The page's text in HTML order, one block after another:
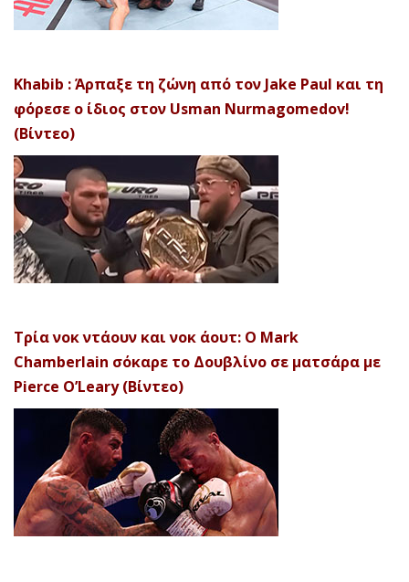
Khabib : Άρπαξε τη ζώνη από τον Jake Paul και τη
φόρεσε ο ίδιος στον Usman Nurmagomedov!
(Βίντεο)
Τρία νοκ ντάουν και νοκ άουτ: Ο Mark
Chamberlain σόκαρε το Δουβλίνο σε ματσάρα με
Pierce O’Leary (Βίντεο)